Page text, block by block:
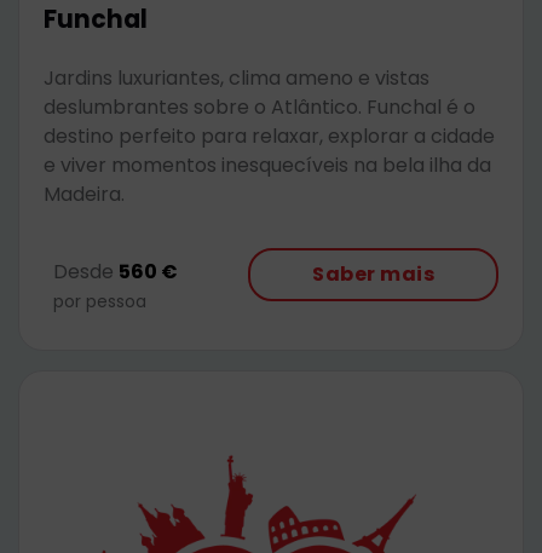
Funchal
Jardins luxuriantes, clima ameno e vistas
deslumbrantes sobre o Atlântico. Funchal é o
destino perfeito para relaxar, explorar a cidade
e viver momentos inesquecíveis na bela ilha da
Madeira.
Desde 560 €
por pessoa
Saber mais